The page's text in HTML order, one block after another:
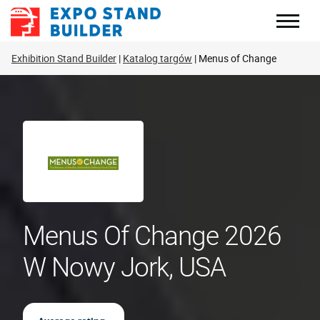
Skip
Exhibition Stand Builder Katalog targów Menus of Change
Menus Of Change 2026
W Nowy Jork, USA